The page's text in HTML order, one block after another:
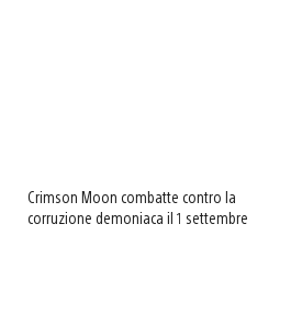
Crimson Moon combatte contro la
corruzione demoniaca il 1 settembre